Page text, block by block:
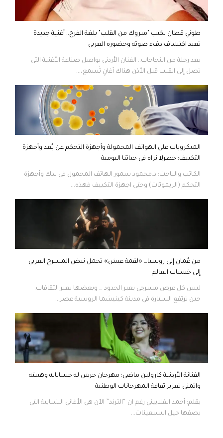
طوني قطان يكتب "مبروك من القلب" بلغة الفرح.. أغنية جديدة
تعيد اكتشاف دفء صوته وحضوره العربي
بعد رحلة من النجاحات.. الفنان الأردني يواصل صناعة الأغنية التي
تصل إلى القلب قبل الأذن هناك أغانٍ تُسمع،...
الميكروبات على الهواتف المحمولة وأجهزة التحكم عن بُعد وأجهزة
التكييف: خطرلا نراه في حياتنا اليومية
الكاتب والباحث: د.محمود سمور الهاتف المحمول في يدك وأجهزة
التحكم (الريموتات) وحتى اجهزة التكييف فهذه...
من عُمان إلى روسيا… «لقمة عيش» تحمل نبض المسرح العربي
إلى خشبات العالم
ليس كل عرض مسرحي يعبر الحدود … وبعضها يعبر الثقافات.
حين ترتفع الستارة في مدينة كينيشما الروسية عصر...
الفنانة الأردنية كارولين ماضي: مهرجان جرش له حساباته وهيبته
واتمنى تعزيز ثقافة المهرجانات الوطنية
بقلم: أحمد الغلاييني رغم ان “الترند” الآن هي الأغاني الشبابية التي
يصفها جيل السبعينات...